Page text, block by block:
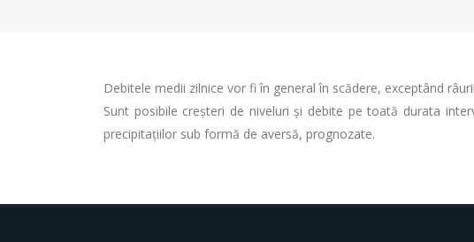
Debitele medii zilnice vor fi în general în scădere, exceptând
Sunt posibile creşteri de niveluri şi debite pe toată durata
precipitaţiilor sub formă de aversă, prognozate.